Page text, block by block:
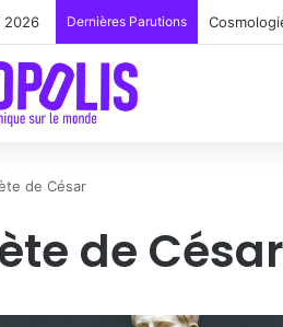
2026 Dernières Parutions
de César
de César